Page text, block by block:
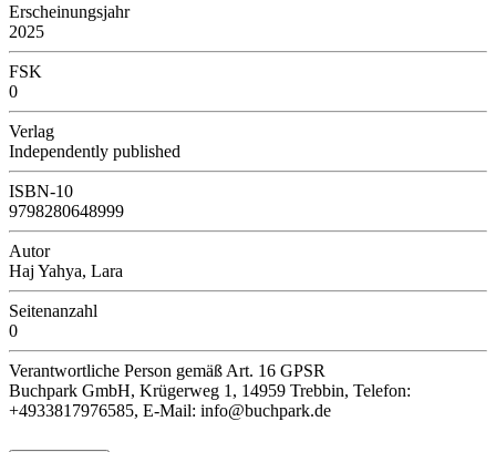
Erscheinungsjahr
2025
FSK
0
Verlag
Independently published
ISBN-10
9798280648999
Autor
Haj Yahya, Lara
Seitenanzahl
0
Verantwortliche Person gemäß Art. 16 GPSR
Buchpark GmbH, Krügerweg 1, 14959 Trebbin, Telefon:
+4933817976585, E-Mail: info@buchpark.de